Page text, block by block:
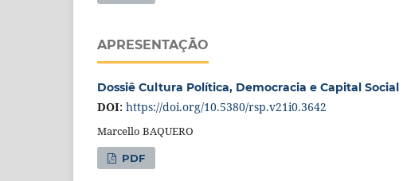
APRESENTAÇÃO
Dossiê Cultura Política, Democracia e Capital Social
DOI: https://doi.org/10.5380/rsp.v21i0.3642
Marcello BAQUERO
PDF